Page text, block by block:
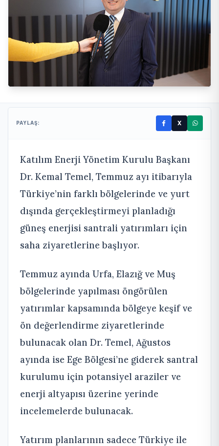
PAYLAŞ: X
Katılım Enerji Yönetim Kurulu Başkanı
Dr. Kemal Temel, Temmuz ayı itibarıyla
Türkiye’nin farklı bölgelerinde ve yurt
dışında gerçekleştirmeyi planladığı
güneş enerjisi santrali yatırımları için
saha ziyaretlerine başlıyor.
Temmuz ayında Urfa, Elazığ ve Muş
bölgelerinde yapılması öngörülen
yatırımlar kapsamında bölgeye keşif ve
ön değerlendirme ziyaretlerinde
bulunacak olan Dr. Temel, Ağustos
ayında ise Ege Bölgesi’ne giderek santral
kurulumu için potansiyel araziler ve
enerji altyapısı üzerine yerinde
incelemelerde bulunacak.
Yatırım planlarının sadece Türkiye ile